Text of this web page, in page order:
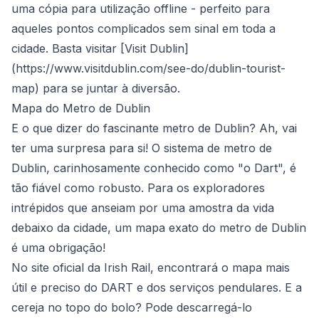
uma cópia para utilização offline - perfeito para
aqueles pontos complicados sem sinal em toda a
cidade. Basta visitar [Visit Dublin]
(https://www.visitdublin.com/see-do/dublin-tourist-
map) para se juntar à diversão.
Mapa do Metro de Dublin
E o que dizer do fascinante metro de Dublin? Ah, vai
ter uma surpresa para si! O sistema de metro de
Dublin, carinhosamente conhecido como "o Dart", é
tão fiável como robusto. Para os exploradores
intrépidos que anseiam por uma amostra da vida
debaixo da cidade, um mapa exato do metro de Dublin
é uma obrigação!
No site oficial da Irish Rail, encontrará o mapa mais
útil e preciso do DART e dos serviços pendulares. E a
cereja no topo do bolo? Pode descarregá-lo